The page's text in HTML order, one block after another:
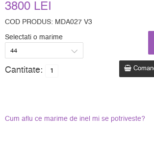
3800 LEI
COD PRODUS: MDA027 V3
Selectati o marime
Cantitate:
Cum aflu ce marime de inel mi se potriveste?